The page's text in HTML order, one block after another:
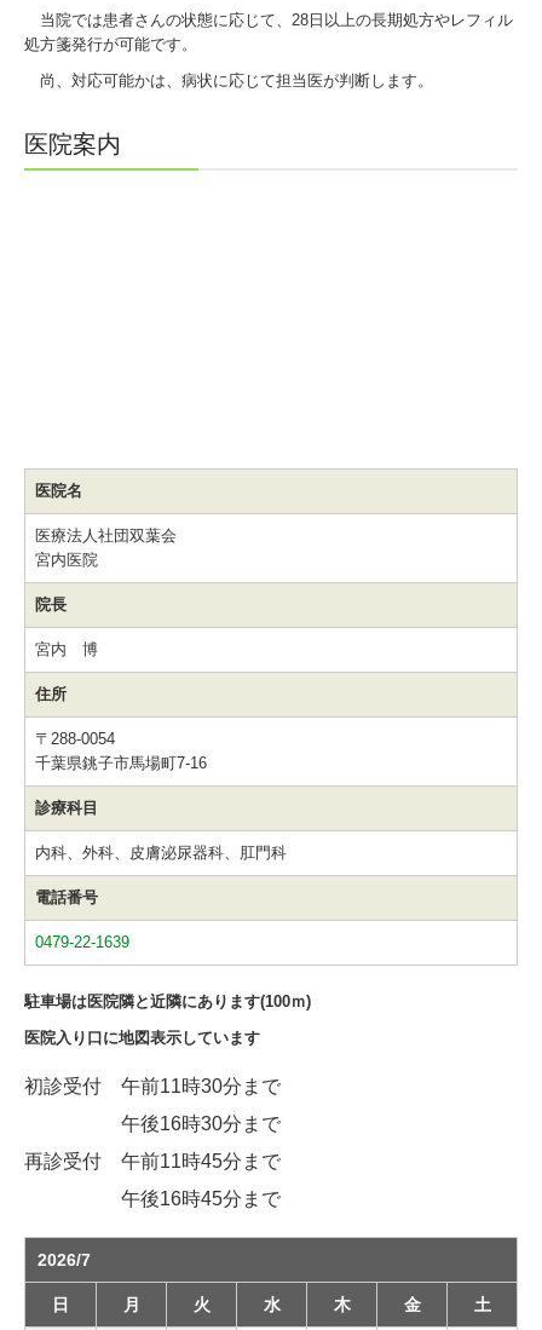
医院案内
医院名
医療法人社団双葉会
宮内医院
院長
宮内 博
住所
〒288-0054
千葉県銚子市馬場町7-16
診療科目
内科、外科、皮膚泌尿器科、肛門科
電話番号
0479-22-1639
駐車場は医院隣と近隣にあります(100ｍ)
医院入り口に地図表示しています
初診受付 午前11時30分まで
午後16時30分まで
再診受付 午前11時45分まで
午後16時45分まで
2026/7
日 月 火 水 木 金
土
当院では患者さんの状態に応じて、28日以上の長期処方やレフィル
処方箋発行が可能です。
尚、対応可能かは、病状に応じて担当医が判断します。